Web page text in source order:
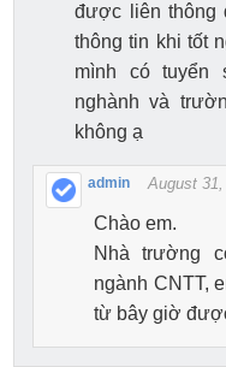
được liên thông
thông tin khi tốt
mình có tuyển
nghành và
không ạ
admin August
Chào em.
Nhà trường
ngành CNTT,
từ bây giờ